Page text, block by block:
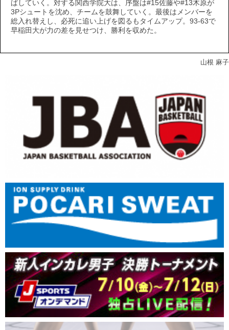
ばしていく。対する関西学院大は、序盤は#15佐藤や#13木原が
3Pシュートを沈め、チームを鼓舞していく。最後はメンバーを
総入れ替えし、必死に追い上げを図るもタイムアップ。93-63で
早稲田大が力の差を見せつけ、勝利を収めた。
山根 麻子